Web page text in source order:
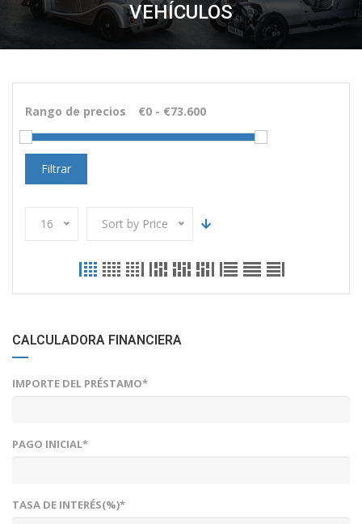
VEHÍCULOS
Rango de precios
Filtrar
16 Sort by Price
CALCULADORA FINANCIERA
IMPORTE DEL PRÉSTAMO*
PAGO INICIAL*
TASA DE INTERÉS(%)*